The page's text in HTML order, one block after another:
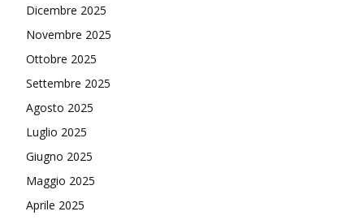
Dicembre 2025
Novembre 2025
Ottobre 2025
Settembre 2025
Agosto 2025
Luglio 2025
Giugno 2025
Maggio 2025
Aprile 2025